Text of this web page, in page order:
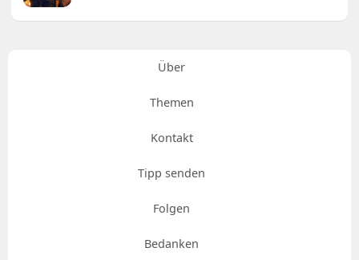
Über
Themen
Kontakt
Tipp senden
Folgen
Bedanken